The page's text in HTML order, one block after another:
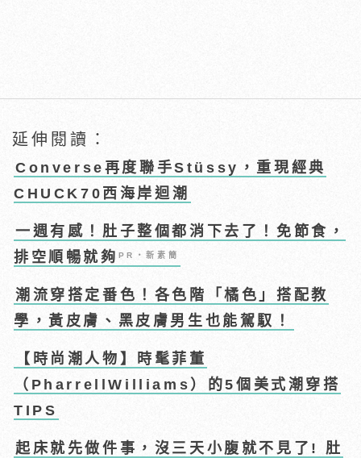
延伸閱讀：
Converse再度聯手Stüssy，重現經典
CHUCK70西海岸迴潮
一週有感！肚子整個都消下去了！免節食，
排空順暢就夠 PR・新素簡
潮流穿搭定番色！各色階「橘色」搭配教
學，黃皮膚、黑皮膚男生也能駕馭！
【時尚潮人物】時髦菲董
（PharrellWilliams）的5個美式潮穿搭
TIPS
起床就先做件事，沒三天小腹就不見了! 肚